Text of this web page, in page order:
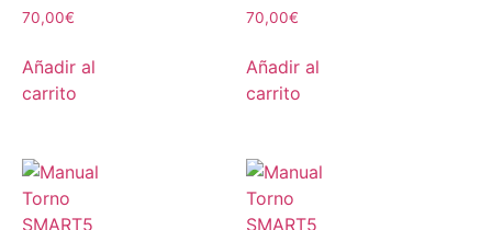
70,00€
Añadir al
carrito
70,00€
Añadir al
carrito